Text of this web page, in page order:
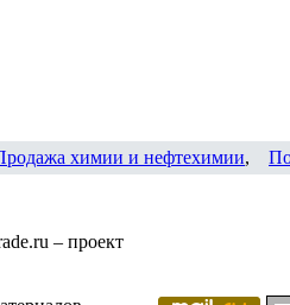
химии и нефтехимии,
– проект